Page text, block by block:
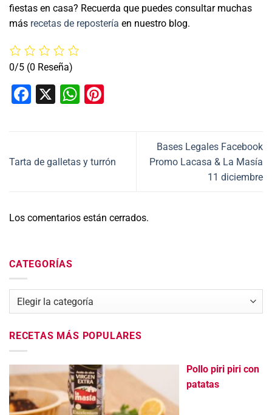
fiestas en casa? Recuerda que puedes consultar muchas
más recetas de repostería en nuestro blog.
0/5 (0 Reseña)
Facebook
X WhatsApp
Tarta de galletas y turrón
Bases Legales Facebook
Promo Lacasa & La Masía
11 diciembre
Los comentarios están cerrados.
CATEGORÍAS
Categorías
RECETAS MÁS POPULARES
Pollo piri piri con
patatas